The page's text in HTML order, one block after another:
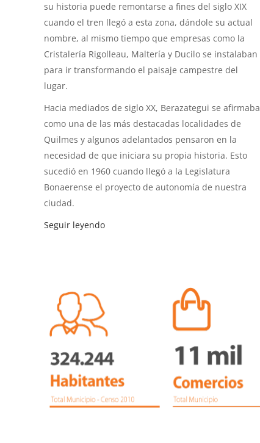
su historia puede remontarse a fines del siglo XIX
cuando el tren llegó a esta zona, dándole su actual
nombre, al mismo tiempo que empresas como la
Cristalería Rigolleau, Maltería y Ducilo se instalaban
para ir transformando el paisaje campestre del
lugar.
Hacia mediados de siglo XX, Berazategui se afirmaba
como una de las más destacadas localidades de
Quilmes y algunos adelantados pensaron en la
necesidad de que iniciara su propia historia. Esto
sucedió en 1960 cuando llegó a la Legislatura
Bonaerense el proyecto de autonomía de nuestra
ciudad.
Seguir leyendo